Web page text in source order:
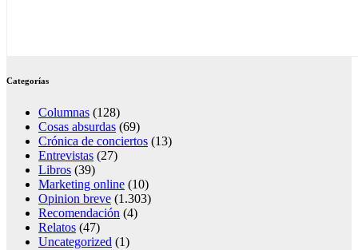
Categorías
Columnas (128)
Cosas absurdas (69)
Crónica de conciertos (13)
Entrevistas (27)
Libros (39)
Marketing online (10)
Opinion breve (1.303)
Recomendación (4)
Relatos (47)
Uncategorized (1)